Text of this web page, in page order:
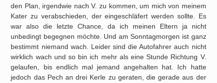
den Plan, irgendwie nach V. zu kommen, um mich von meinem
Kater zu verabschieden, der eingeschläfert werden sollte. Es
war also die letzte Chance, da ich meinen Eltern ja nicht
unbedingt begegnen möchte. Und am Sonntagmorgen ist ganz
bestimmt niemand wach. Leider sind die Autofahrer auch nicht
wirklich wach und so bin ich mehr als eine Stunde Richtung V.
gelaufen, bis endlich mal jemand angehalten hat. Ich hatte
jedoch das Pech an drei Kerle zu geraten, die gerade aus der